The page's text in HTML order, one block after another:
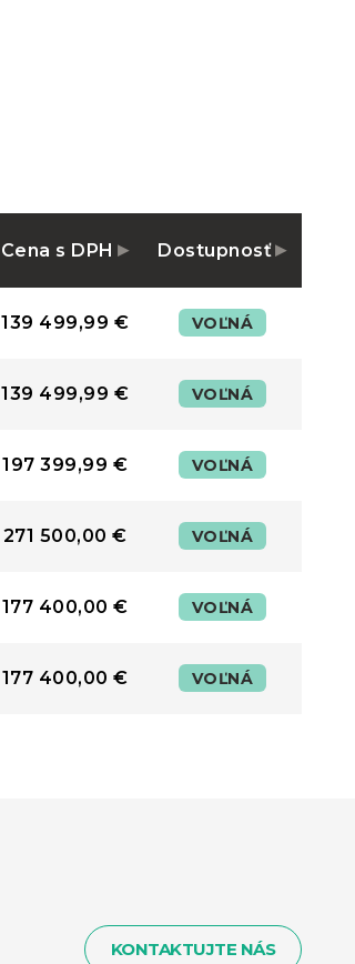
Cena s DPH Dostupnosť
139 499,99 € VOĽNÁ
139 499,99 € VOĽNÁ
197 399,99 € VOĽNÁ
271 500,00 € VOĽNÁ
177 400,00 € VOĽNÁ
177 400,00 € VOĽNÁ
KONTAKTUJTE NÁS